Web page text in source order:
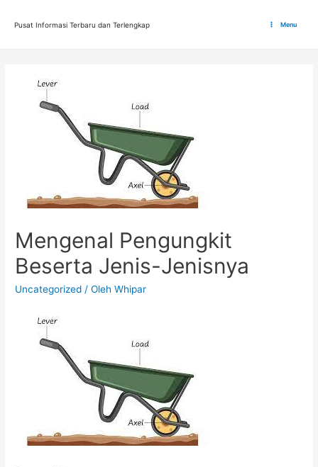
Pusat Informasi Terbaru dan Terlengkap Menu
Mengenal Pengungkit
Beserta Jenis-Jenisnya
Uncategorized / OlehWhipar